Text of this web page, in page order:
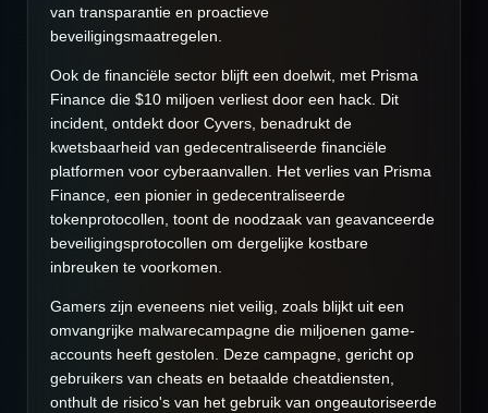
van transparantie en proactieve
beveiligingsmaatregelen.
Ook de financiële sector blijft een doelwit, met Prisma
Finance die $10 miljoen verliest door een hack. Dit
incident, ontdekt door Cyvers, benadrukt de
kwetsbaarheid van gedecentraliseerde financiële
platformen voor cyberaanvallen. Het verlies van Prisma
Finance, een pionier in gedecentraliseerde
tokenprotocollen, toont de noodzaak van geavanceerde
beveiligingsprotocollen om dergelijke kostbare
inbreuken te voorkomen.
Gamers zijn eveneens niet veilig, zoals blijkt uit een
omvangrijke malwarecampagne die miljoenen game-
accounts heeft gestolen. Deze campagne, gericht op
gebruikers van cheats en betaalde cheatdiensten,
onthult de risico's van het gebruik van ongeautoriseerde